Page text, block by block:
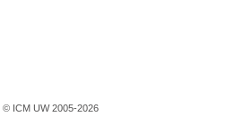
© ICM UW 2005-2026